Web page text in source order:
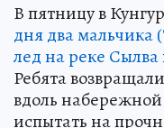
В пятницу в
дня два мальчика
лед на реке Сылва
Ребята
вдоль
испытать на